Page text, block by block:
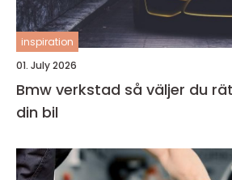
inspiration
01. July 2026
Bmw verkstad så väljer du rätt partner för
din bil